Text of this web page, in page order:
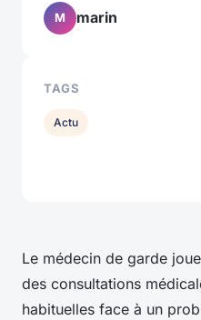
Le médecin de garde
des consultations
habituelles face à un
M marin
TAGS
Actu